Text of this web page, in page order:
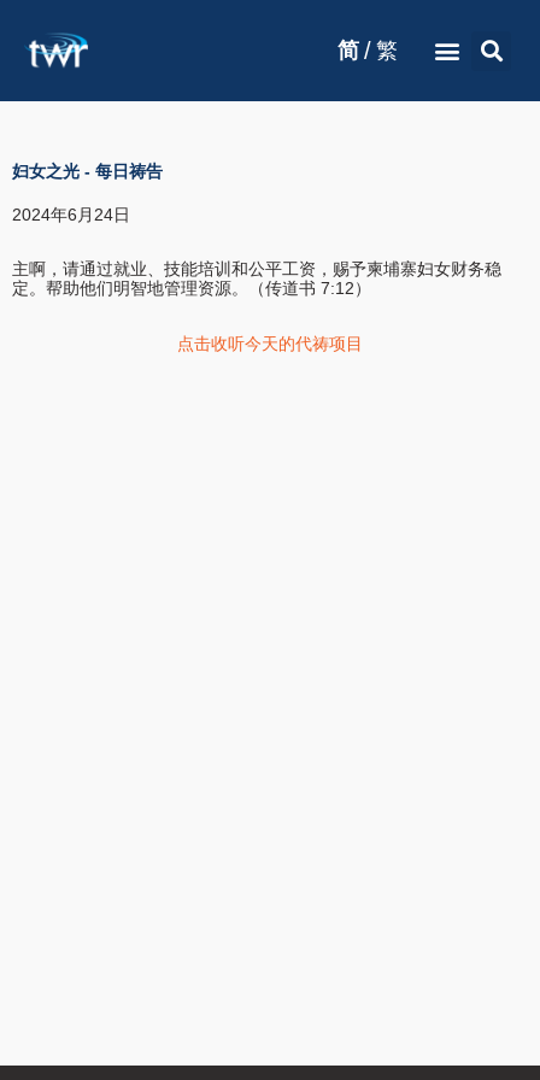
简 / 繁
妇女之光 - 每日祷告
2024年6月24日
主啊，请通过就业、技能培训和公平工资，赐予柬埔寨妇女财务稳
定。帮助他们明智地管理资源。（传道书 7:12）
点击收听今天的代祷项目